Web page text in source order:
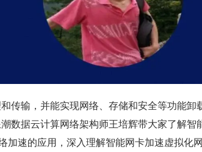
传输，并能实现网络、存储和安全等功能卸
数据云计算网络架构师王培辉带大家了解智
加速的应用，深入理解智能网卡加速虚拟化